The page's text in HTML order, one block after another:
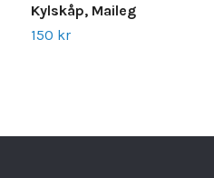
Kylskåp, Maileg
150 kr